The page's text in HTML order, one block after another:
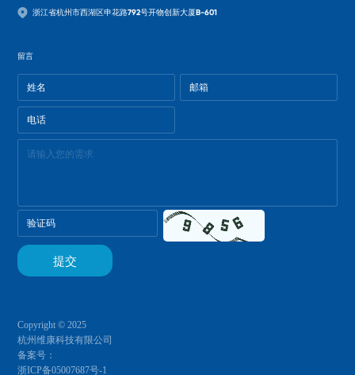
浙江省杭州市西湖区申花路792号开物创新大厦B-601
留言
Copyright © 2025
杭州维康科技有限公司
备案号：
浙ICP备05007687号-1